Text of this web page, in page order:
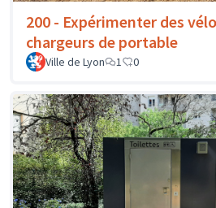
200 - Expérimenter des
chargeurs de portable
Ville de Lyon 1 0